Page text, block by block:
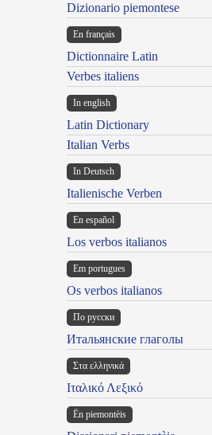
Dizionario piemontese
En français
Dictionnaire Latin
Verbes italiens
In english
Latin Dictionary
Italian Verbs
In Deutsch
Italienische Verben
En español
Los verbos italianos
Em portugues
Os verbos italianos
По русски
Итальянские глаголы
Στα ελληνικά
Ιταλικό Λεξικό
Ën piemontèis